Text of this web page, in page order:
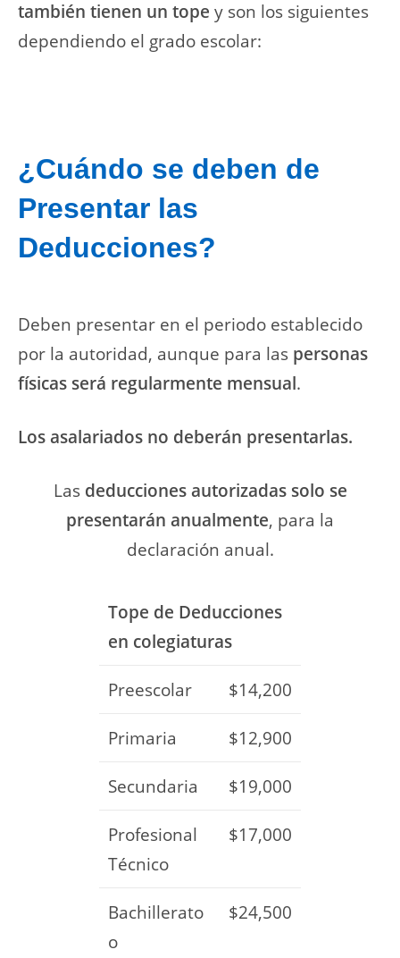
también tienen un tope y son los siguientes
dependiendo el grado escolar:
¿Cuándo se deben de
Presentar las
Deducciones?
Deben presentar en el periodo establecido
por la autoridad, aunque para las personas
físicas será regularmente mensual.
Los asalariados no deberán presentarlas.
Las deducciones autorizadas solo se
presentarán anualmente, para la
declaración anual.
Tope de Deducciones
en colegiaturas
Preescolar $14,200
Primaria $12,900
Secundaria $19,000
Profesional
Técnico
$17,000
Bachillerato
o
$24,500